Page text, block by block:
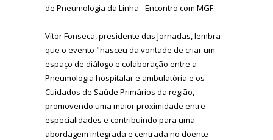
de Pneumologia da Linha - Encontro com MGF.
Vítor Fonseca, presidente das Jornadas, lembra
que o evento "nasceu da vontade de criar um
espaço de diálogo e colaboração entre a
Pneumologia hospitalar e ambulatória e os
Cuidados de Saúde Primários da região,
promovendo uma maior proximidade entre
especialidades e contribuindo para uma
abordagem integrada e centrada no doente